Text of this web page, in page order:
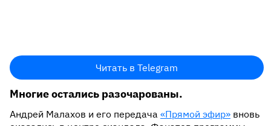
Читать в Telegram
Многие остались разочарованы.
Андрей Малахов и его передача «Прямой эфир» вновь